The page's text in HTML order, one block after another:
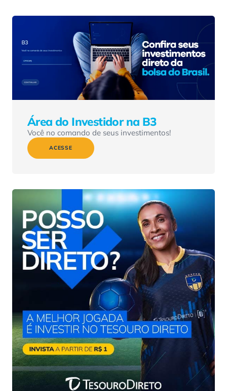
Área do Investidor na B3
Você no comando de seus investimentos!
ACESSE